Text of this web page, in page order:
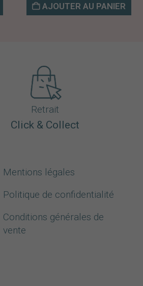
AJOUTER AU PANIER
Retrait
Click & Collect
Mentions légales
Politique de confidentialité
Conditions générales de
vente